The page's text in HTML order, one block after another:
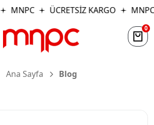
MNPC ÜCRETSİZ KARGO MNPC
0
Ana Sayfa Blog